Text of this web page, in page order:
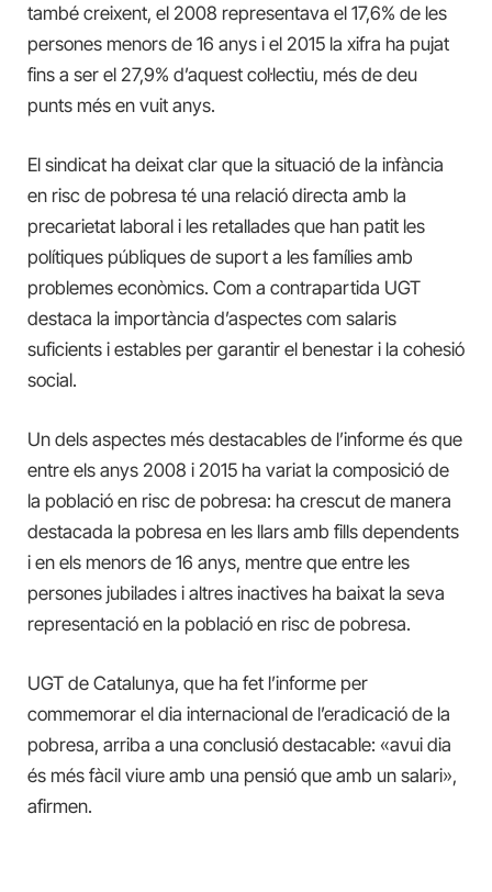
també creixent, el 2008 representava el 17,6% de les
persones menors de 16 anys i el 2015 la xifra ha pujat
fins a ser el 27,9% d’aquest col·lectiu, més de deu
punts més en vuit anys.
El sindicat ha deixat clar que la situació de la infància
en risc de pobresa té una relació directa amb la
precarietat laboral i les retallades que han patit les
polítiques públiques de suport a les famílies amb
problemes econòmics. Com a contrapartida UGT
destaca la importància d’aspectes com salaris
suficients i estables per garantir el benestar i la cohesió
social.
Un dels aspectes més destacables de l’informe és que
entre els anys 2008 i 2015 ha variat la composició de
la població en risc de pobresa: ha crescut de manera
destacada la pobresa en les llars amb fills dependents
i en els menors de 16 anys, mentre que entre les
persones jubilades i altres inactives ha baixat la seva
representació en la població en risc de pobresa.
UGT de Catalunya, que ha fet l’informe per
commemorar el dia internacional de l’eradicació de la
pobresa, arriba a una conclusió destacable: «avui dia
és més fàcil viure amb una pensió que amb un salari»,
afirmen.